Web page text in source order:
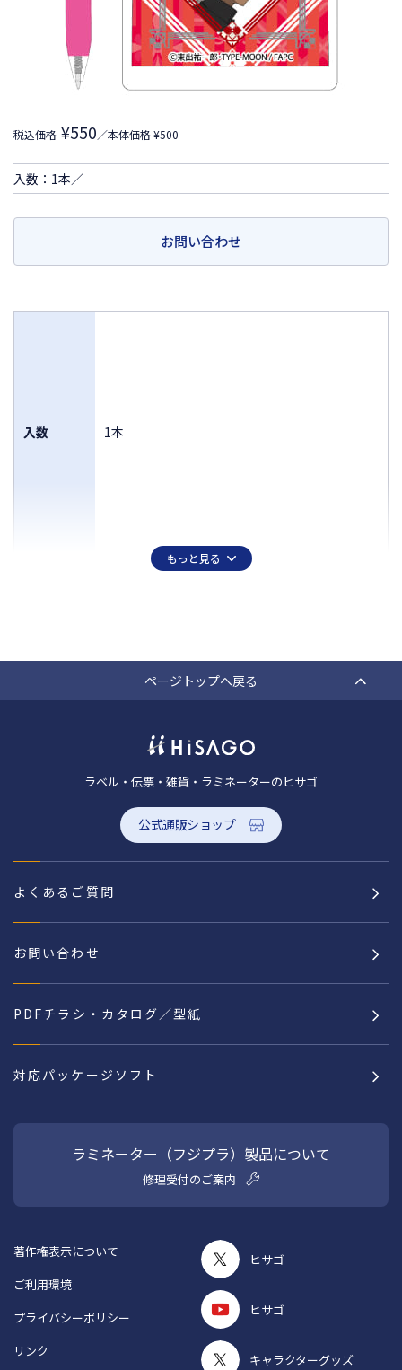
税込価格 ¥550／本体価格 ¥500
入数：1本／
お問い合わせ
入数 1本
もっと見る
ページトップへ戻る
ラベル・伝票・雑貨・ラミネーターのヒサゴ
公式通販ショップ
よくあるご質問
お問い合わせ
PDFチラシ・カタログ／型紙
対応パッケージソフト
ラミネーター（フジプラ）製品について
修理受付のご案内
ヒサゴ
ヒサゴ
キャラクターグッズ
著作権表示について
ご利用環境
プライバシーポリシー
リンク